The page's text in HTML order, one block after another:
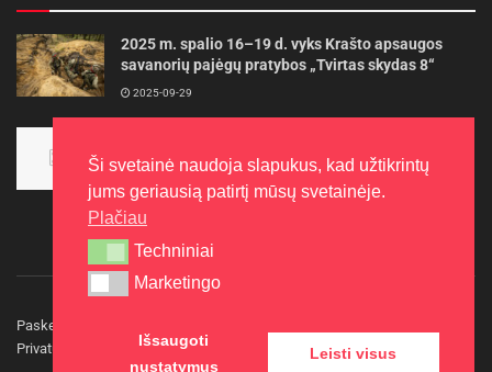
2025 m. spalio 16–19 d. vyks Krašto apsaugos
savanorių pajėgų pratybos „Tvirtas skydas 8“
2025-09-29
aukso
2015-10-30
Paskelbkite naujieną
Privatumo politika
Kontaktai
Ši svetainė naudoja slapukus, kad užtikrintų
jums geriausią patirtį mūsų svetainėje.
Plačiau
Techniniai
Techniniai
Marketingo
Marketingo
Išsaugoti
nustatymus
Leisti visus